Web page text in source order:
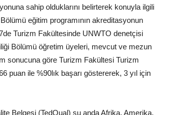
sahip olduklarını belirterek konuyla ilgili
eğitim programının akreditasyonun
Turizm Fakültesinde UNWTO denetçisi
Bölümü öğretim üyeleri, mevcut ve mezun
sonucuna göre Turizm Fakültesi Turizm
ile %90lık başarı göstererek, 3 yıl için
Belgesi (TedQual) şu anda Afrika, Amerika,